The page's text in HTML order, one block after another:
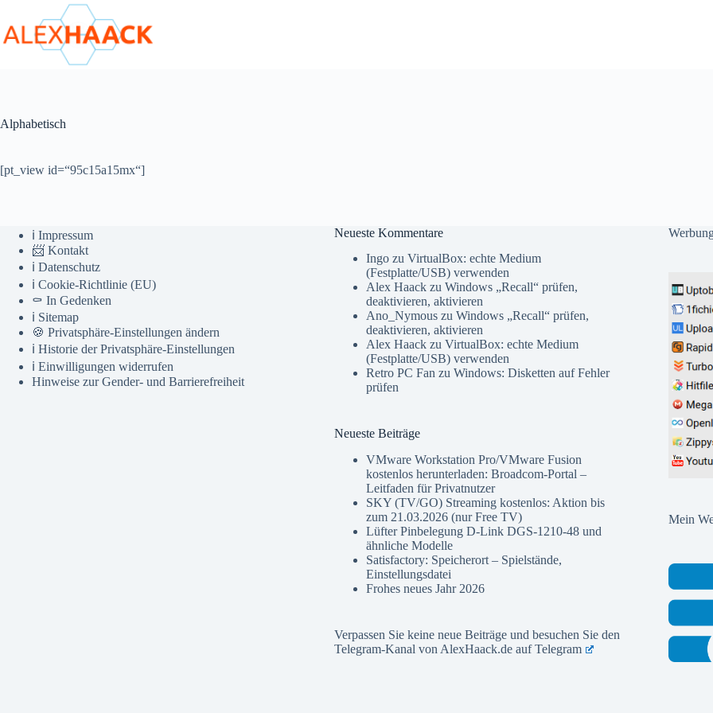
springen
Alphabetisch
[pt_view id=“95c15a15mx“]
ℹ️ Impressum
📨 Kontakt
ℹ️ Datenschutz
ℹ️ Cookie-Richtlinie (EU)
⚰️ In Gedenken
ℹ️ Sitemap
🍪 Privatsphäre-Einstellungen ändern
ℹ️ Historie der Privatsphäre-Einstellungen
ℹ️ Einwilligungen widerrufen
Hinweise zur Gender- und Barrierefreiheit
Neueste Kommentare
Ingozu VirtualBox: echte Medium
(Festplatte/USB) verwenden
Alex Haackzu Windows „Recall“ prüfen,
deaktivieren, aktivieren
Ano_Nymouszu Windows „Recall“ prüfen,
deaktivieren, aktivieren
Alex Haackzu VirtualBox: echte Medium
(Festplatte/USB) verwenden
Retro PC Fan zu Windows: Disketten auf Fehler
prüfen
Neueste Beiträge
VMware Workstation Pro/VMware Fusion
kostenlos herunterladen: Broadcom-Portal –
Leitfaden für Privatnutzer
SKY (TV/GO) Streaming kostenlos: Aktion bis
zum 21.03.2026 (nur Free TV)
Lüfter Pinbelegung D-Link DGS-1210-48 und
ähnliche Modelle
Satisfactory: Speicherort – Spielstände,
Einstellungsdatei
Frohes neues Jahr 2026
Verpassen Sie keine neue Beiträge und besuchen Sie den
Telegram-Kanal von AlexHaack.de aufTelegram
Mein